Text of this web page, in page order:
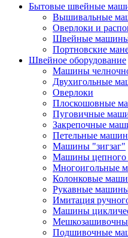
Бытовые швейные
Вышивальные
Оверлоки и
Швейные
Портновские
Швейное оборудование
Машины
Двухигольные
Оверлоки
Плоскошовные
Пуговичные
Закрепочные
Петельные
Машины "зигзаг"
Машины цепного
Многоигольные
Колонковые
Рукавные
Имитация
Машины
Подшивочные